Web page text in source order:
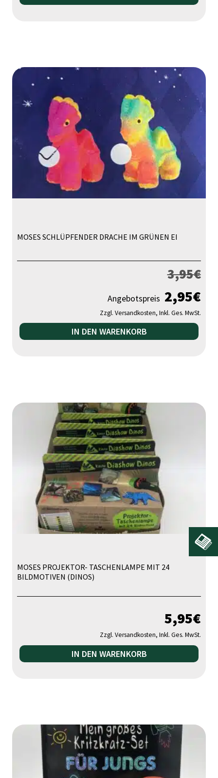
MOSES SCHLÜPFENDER DRACHE IM GRÜNEN EI
3,95€
Angebotspreis 2,95€
Zzgl. Versandkosten, Inkl. Ges. MwSt.
IN DEN WARENKORB
MOSES PROJEKTOR- TASCHENLAMPE MIT 24
BILDMOTIVEN (DINOS)
5,95€
Zzgl. Versandkosten, Inkl. Ges. MwSt.
IN DEN WARENKORB